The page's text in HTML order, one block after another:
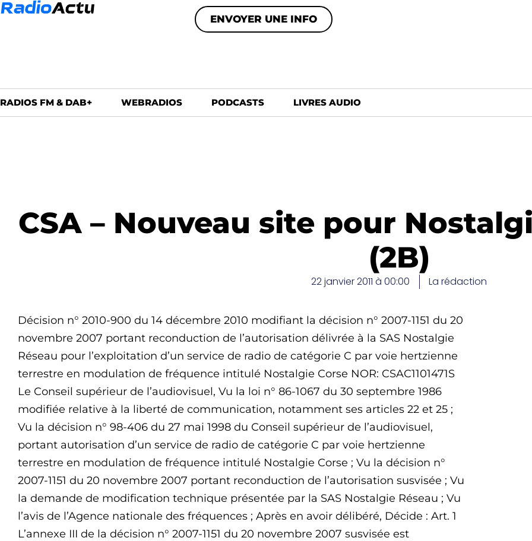
ENVOYER UNE INFO
RADIOS FM & DAB+ WEBRADIOS PODCASTS LIVRES AUDIO
CSA – Nouveau site pour
(2B)
22 janvier 2011 à 00:00 La rédaction
Décision n° 2010-900 du 14 décembre 2010 modifiant la décision n° 2007-1151 du 20
novembre 2007 portant reconduction de l’autorisation délivrée à la SAS Nostalgie
Réseau pour l’exploitation d’un service de radio de catégorie C par voie hertzienne
terrestre en modulation de fréquence intitulé Nostalgie Corse NOR: CSAC1101471S
Le Conseil supérieur de l’audiovisuel, Vu la loi n° 86-1067 du 30 septembre 1986
modifiée relative à la liberté de communication, notamment ses articles 22 et 25 ;
Vu la décision n° 98-406 du 27 mai 1998 du Conseil supérieur de l’audiovisuel,
portant autorisation d’un service de radio de catégorie C par voie hertzienne
terrestre en modulation de fréquence intitulé Nostalgie Corse ; Vu la décision n°
2007-1151 du 20 novembre 2007 portant reconduction de l’autorisation susvisée ; Vu
la demande de modification technique présentée par la SAS Nostalgie Réseau ; Vu
l’avis de l’Agence nationale des fréquences ; Après en avoir délibéré, Décide : Art. 1
L’annexe III de la décision n° 2007-1151 du 20 novembre 2007 susvisée est